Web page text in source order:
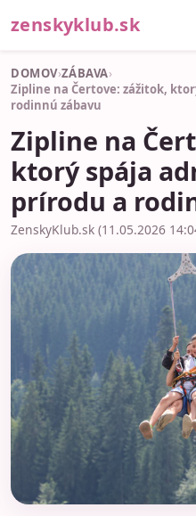
zenskyklub.sk
DOMOV›ZÁBAVA›
Zipline na Čertove: zážitok,
rodinnú zábavu
Zipline na
ktorý spája
prírodu a
ZenskyKlub.sk (11.05.2026